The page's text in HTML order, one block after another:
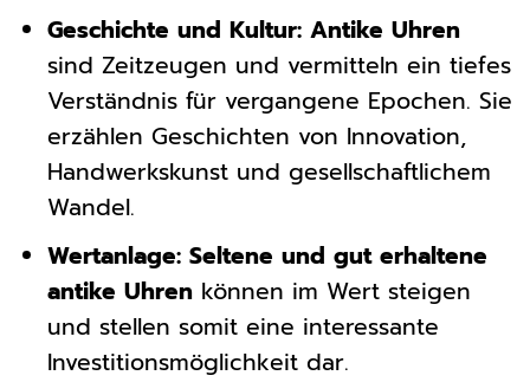
Geschichte und Kultur: Antike Uhren
sind Zeitzeugen und vermitteln ein tiefes
Verständnis für vergangene Epochen. Sie
erzählen Geschichten von Innovation,
Handwerkskunst und gesellschaftlichem
Wandel.
Wertanlage: Seltene und gut erhaltene
antike Uhrenkönnen im Wert steigen
und stellen somit eine interessante
Investitionsmöglichkeit dar.